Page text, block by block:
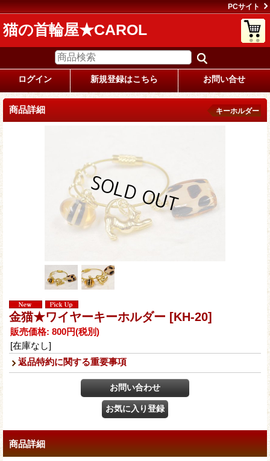
PCサイト
猫の首輪屋★CAROL
ログイン 新規登録はこちら お問い合せ
商品詳細 キーホルダー
金猫★ワイヤーキーホルダー [KH-20]
販売価格: 800円(税別)
[在庫なし]
返品特約に関する重要事項
商品詳細